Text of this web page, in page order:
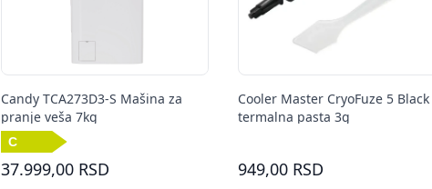
Candy TCA273D3-S Mašina za
pranje veša 7kg
37.999,00 RSD
Cooler Master CryoFuze 5 Black
termalna pasta 3g
949,00 RSD